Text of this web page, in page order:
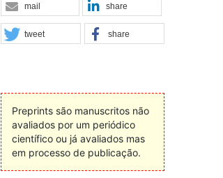
mail share
tweet share
Preprints são manuscritos não
avaliados por um periódico
científico ou já avaliados mas
em processo de publicação.